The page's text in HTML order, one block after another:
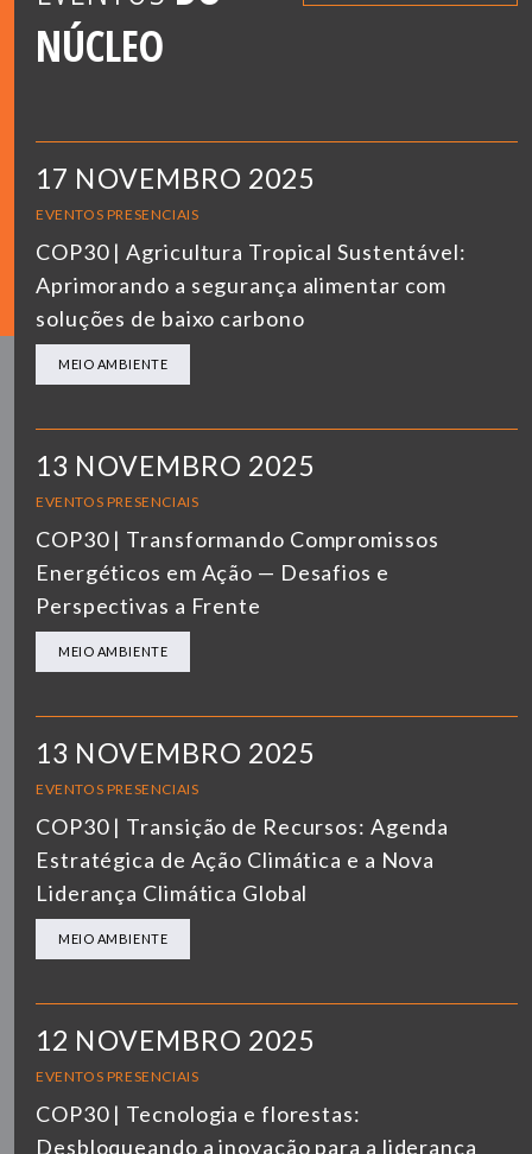
NÚCLEO
17 NOVEMBRO 2025
EVENTOS PRESENCIAIS
COP30 | Agricultura Tropical Sustentável:
Aprimorando a segurança alimentar com
soluções de baixo carbono
MEIO AMBIENTE
13 NOVEMBRO 2025
EVENTOS PRESENCIAIS
COP30 | Transformando Compromissos
Energéticos em Ação — Desafios e
Perspectivas a Frente
MEIO AMBIENTE
13 NOVEMBRO 2025
EVENTOS PRESENCIAIS
COP30 | Transição de Recursos: Agenda
Estratégica de Ação Climática e a Nova
Liderança Climática Global
MEIO AMBIENTE
12 NOVEMBRO 2025
EVENTOS PRESENCIAIS
COP30 | Tecnologia e florestas:
Desbloqueando a inovação para a liderança